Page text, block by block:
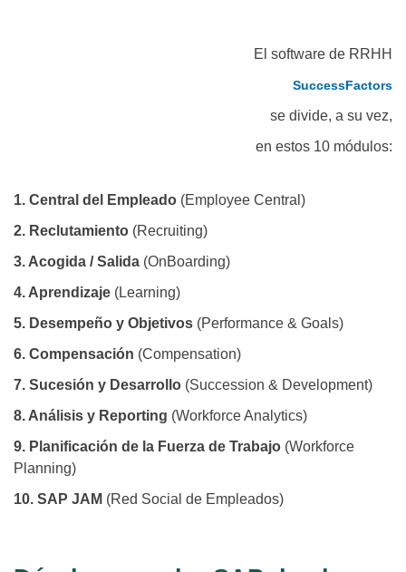
El software de RRHH
SuccessFactors
se divide, a su vez,
en estos 10 módulos:
1. Central del Empleado (Employee Central)
2. Reclutamiento (Recruiting)
3. Acogida / Salida (OnBoarding)
4. Aprendizaje (Learning)
5. Desempeño y Objetivos (Performance & Goals)
6. Compensación (Compensation)
7. Sucesión y Desarrollo (Succession & Development)
8. Análisis y Reporting (Workforce Analytics)
9. Planificación de la Fuerza de Trabajo (Workforce
Planning)
10. SAP JAM (Red Social de Empleados)